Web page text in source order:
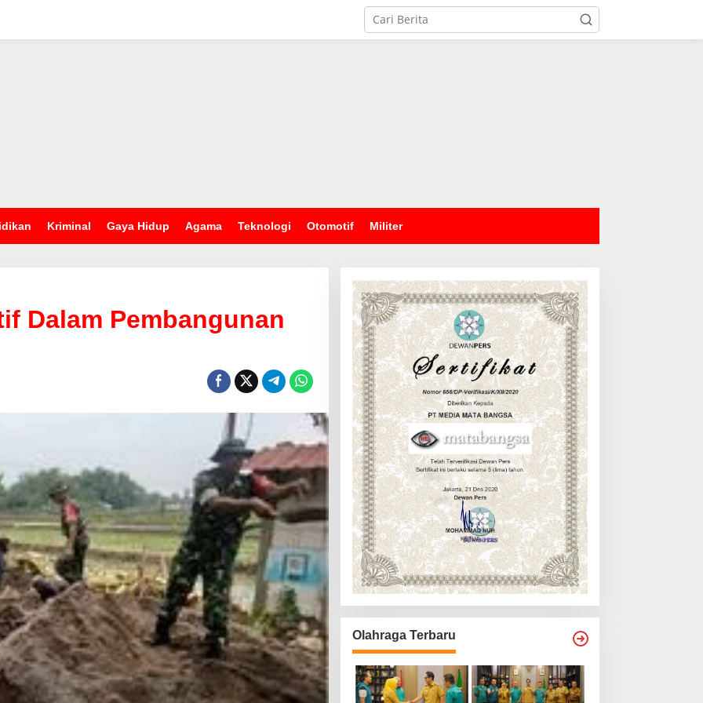
Kriminal Gaya Hidup Agama Teknologi Otomotif Militer
Dalam Pembangunan
Olahraga Terbaru